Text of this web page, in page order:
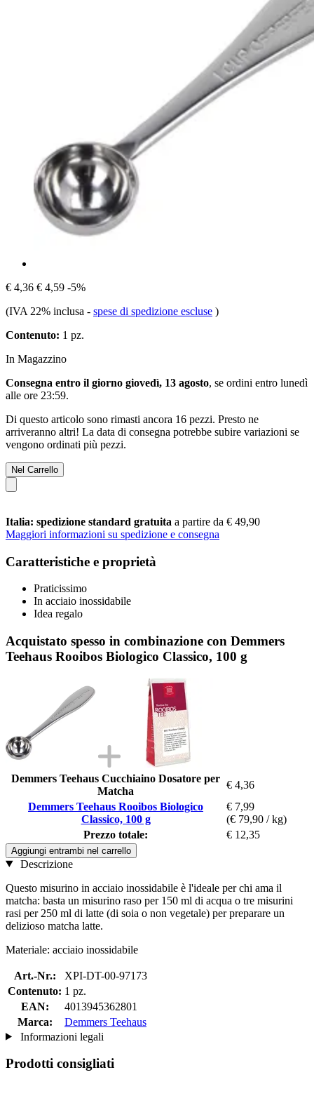
€ 4,36 € 4,59 -5%
(IVA 22% inclusa - spese di spedizione escluse )
Contenuto: 1 pz.
In Magazzino
Consegna entro il giorno giovedì, 13 agosto, se ordini entro lunedì
alle ore 23:59.
Di questo articolo sono rimasti ancora 16 pezzi. Presto ne
arriveranno altri! La data di consegna potrebbe subire variazioni se
vengono ordinati più pezzi.
Nel Carrello
Italia: spedizione standard gratuita a partire da € 49,90
Maggiori informazioni su spedizione e consegna
Caratteristiche e proprietà
Praticissimo
In acciaio inossidabile
Idea regalo
Acquistato spesso in combinazione con Demmers
Teehaus Rooibos Biologico Classico, 100 g
Demmers Teehaus Cucchiaino Dosatore per
Matcha
€ 4,36
Demmers Teehaus Rooibos Biologico
Classico, 100 g
€ 7,99
(€ 79,90 / kg)
Prezzo totale:
€ 12,35
Aggiungi entrambi nel carrello
Descrizione
Questo misurino in acciaio inossidabile è l'ideale per chi ama il
matcha: basta un misurino raso per 150 ml di acqua o tre misurini
rasi per 250 ml di latte (di soia o non vegetale) per preparare un
delizioso matcha latte.
Materiale: acciaio inossidabile
Art.-Nr.:
XPI-DT-00-97173
Contenuto: 1 pz.
EAN:
4013945362801
Marca:
Demmers Teehaus
Informazioni legali
Prodotti consigliati